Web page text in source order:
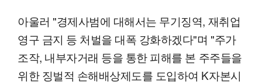
아울러 "경제사범에 대해서는 무기징역, 재취업
영구 금지 등 처벌을 대폭 강화하겠다"며 "주가
조작, 내부자거래 등을 통한 피해를 본 주주들을
위한 징벌적 손해배상제도를 도입하여 K자본시